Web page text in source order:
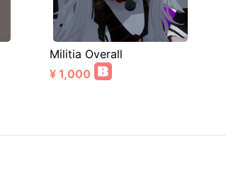
Militia Overall
¥ 1,000